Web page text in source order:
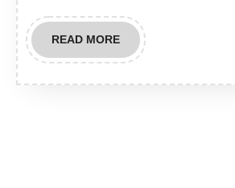
READ MOREREAD
MORE